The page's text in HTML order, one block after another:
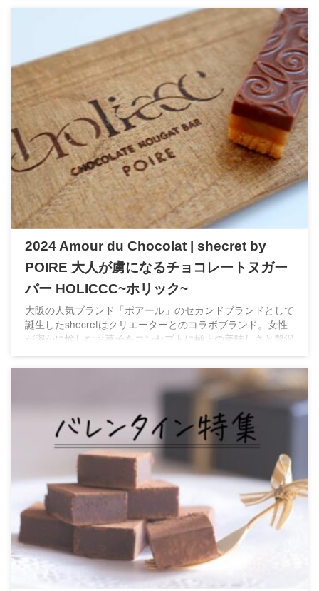
2024 Amour du Chocolat | shecret by
POIRE 大人が虜になるチョコレートヌガー
バー HOLICCC~ホリック~
大阪の人気ブランド「ポアール」のセカンドブランドとして
誕生したshecretはクリエーターとのコラボブランド。女性
が密かに愉しむお菓子をコンセプトに極上の美味しさと贅沢